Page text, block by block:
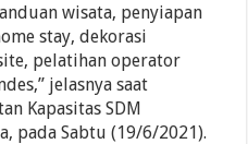
wisata, penyiapan
stay, dekorasi
pelatihan operator
jelasnya saat
Kapasitas SDM
pada Sabtu (19/6/2021).